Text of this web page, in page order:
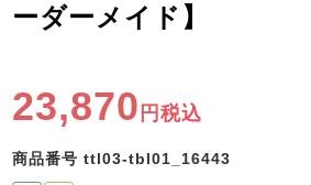
ボーイズ半袖
ーダーメイド】
23,870 税込
商品番号 ttl03-tbl01_16443